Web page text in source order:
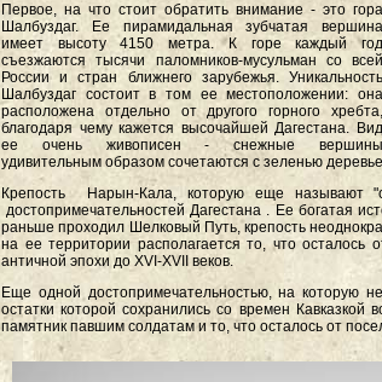
Первое, на что стоит обратить внимание - это гора
Шалбуздаг. Ее пирамидальная зубчатая вершина
имеет высоту 4150 метра. К горе каждый год
съезжаются тысячи паломников-мусульман со всей
России и стран ближнего зарубежья. Уникальность
Шалбуздаг состоит в том ее местоположении: она
расположена отдельно от другого горного хребта,
благодаря чему кажется высочайшей Дагестана. Вид
ее очень живописен - снежные вершины
удивительным образом сочетаются с зеленью
Крепость Нарын-Кала, которую еще называют
достопримечательностей Дагестана . Ее богатая
раньше проходил Шелковый Путь, крепость
на ее территории располагается то, что
античной эпохи до XVI-XVII веков.
Еще одной достопримечательностью, на которую
остатки которой сохранились со времен
памятник павшим солдатам и то, что осталось от